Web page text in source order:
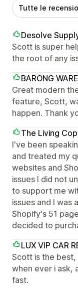
Tutte le
Desolve
Scott is super
the root of any
BARONG
Great modern
feature, Scott,
happen. Thank
The Living
I've been
and treated my
websites and
issues I did not
to support me
issues and I was
Shopify's 51
decided to
LUX VIP CAR
Scott is the
when ever i ask,
fast.